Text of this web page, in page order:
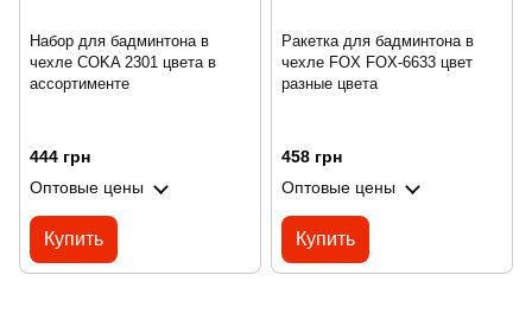
Набор для бадминтона в
чехле COKA 2301 цвета в
ассортименте
444 грн
Оптовые цены
Купить
Ракетка для бадминтона в
чехле FOX FOX-6633 цвет
разные цвета
458 грн
Оптовые цены
Купить